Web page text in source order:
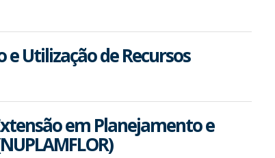
e Utilização de Recursos
em Planejamento e